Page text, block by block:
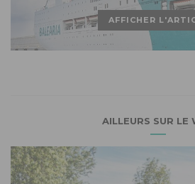
AFFICHER
AILLEURS SUR LE